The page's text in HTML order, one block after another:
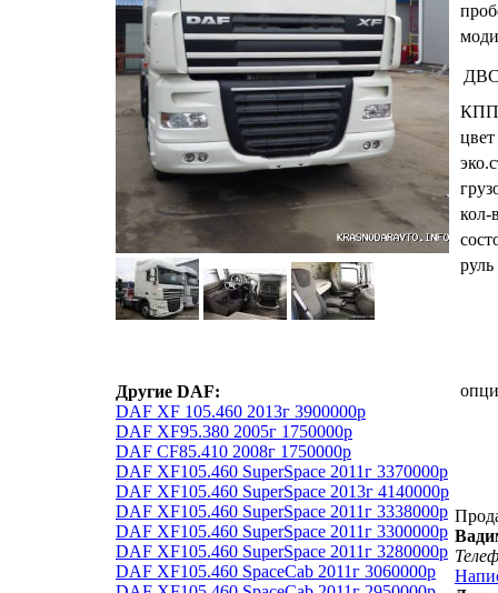
Другие DAF:
DAF XF 105.460 2013г 3900000р
DAF XF95.380 2005г 1750000р
DAF CF85.410 2008г 1750000р
DAF XF105.460 SuperSpace 2011г 3370000р
DAF XF105.460 SuperSpace 2013г 4140000р
DAF XF105.460 SuperSpace 2011г 3338000р
DAF XF105.460 SuperSpace 2011г 3300000р
DAF XF105.460 SuperSpace 2011г 3280000р
DAF XF105.460 SpaceCab 2011г 3060000р
КПП
цвет
кол-
руль